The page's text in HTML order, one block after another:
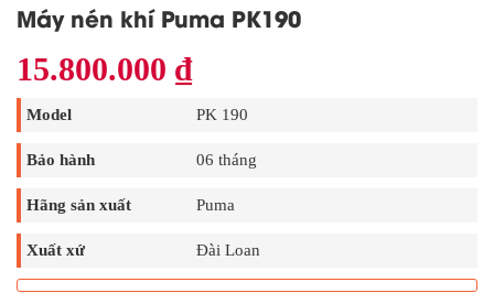
Máy nén khí Puma PK190
15.800.000 ₫
Model PK 190
Bảo hành 06 tháng
Hãng sản xuất Puma
Xuất xứ Đài Loan